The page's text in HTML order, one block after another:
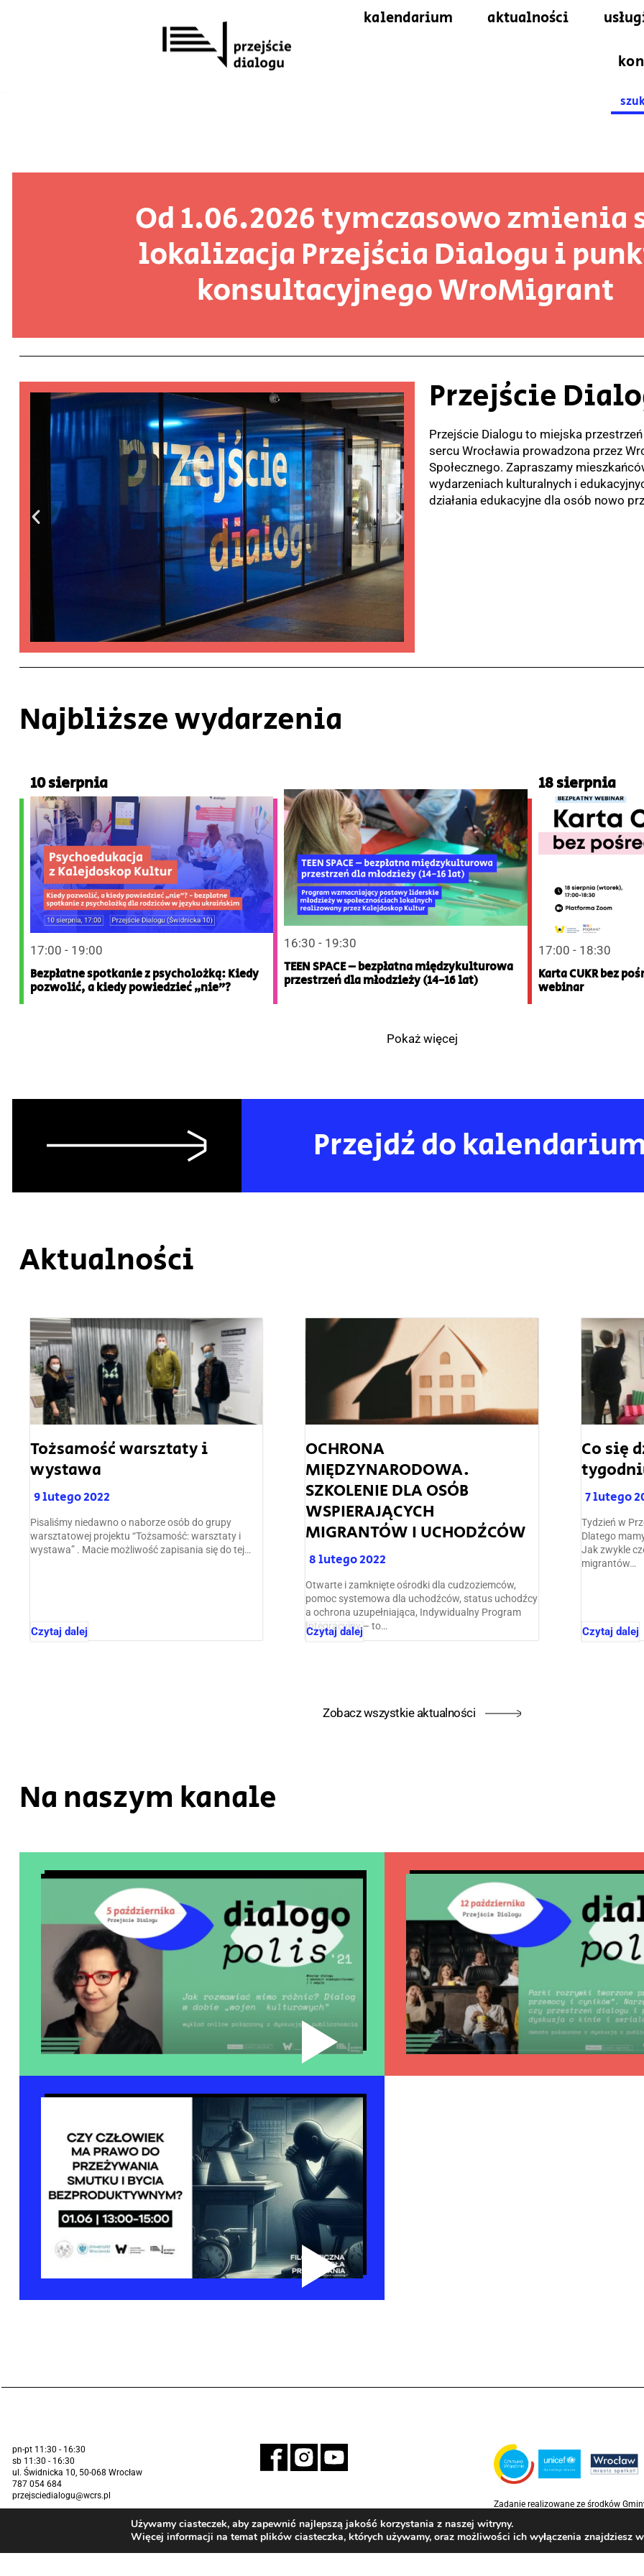
kalendarium aktualności
for:
Od 1.06.2026 tymczasowo zmienia
lokalizacja Przejścia Dialogu i
konsultacyjnego WroMigrant
Przejście
Przejście Dialogu to miejska
sercu Wrocławia prowadzona przez
Społecznego. Zapraszamy
wydarzeniach kulturalnych i
działania edukacyjne dla osób nowo
Najbliższe wydarzenia
10 sierpnia
17:00 - 19:00
Bezpłatne spotkanie z psycholożką: Kiedy
pozwolić, a kiedy powiedzieć „nie”?
16:30 - 19:30
TEEN SPACE – bezpłatna międzykulturowa
przestrzeń dla młodzieży (14-16 lat)
18 sierpnia
17:00 - 18:30
Karta CUKR bez
webinar
Pokaż więcej
Przejdź do kalendarium
Aktualności
Tożsamość warsztaty i
wystawa
9 lutego 2022
Pisaliśmy niedawno o naborze osób do grupy
warsztatowej projektu “Tożsamość: warsztaty i
wystawa” . Macie możliwość zapisania się do tej…
Czytaj dalej
OCHRONA
MIĘDZYNARODOWA.
SZKOLENIE DLA OSÓB
WSPIERAJĄCYCH
MIGRANTÓW I UCHODŹCÓW
8 lutego 2022
Otwarte i zamknięte ośrodki dla cudzoziemców,
pomoc systemowa dla uchodźców, status uchodźcy
a ochrona uzupełniająca, Indywidualny Program
Integracyjny – to…
Czytaj dalej
Co się
7 lutego
Tydzień w
Dlatego
Jak zwykle
migrantów…
Czytaj dalej
Zobacz wszystkie aktualności
Na naszym kanale
pn-pt 11:30 - 16:30
sb 11:30 - 16:30
ul. Świdnicka 10, 50-068 Wrocław
787 054 684
przejsciedialogu@wcrs.pl
Zadanie realizowane ze środków
Rzecz Dzieci (UNICEF)
Używamy ciasteczek, aby zapewnić najlepszą jakość korzystania z naszej witryny.
Więcej informacji na temat plików ciasteczka, których używamy, oraz możliwości ich wyłączenia znajdziesz w